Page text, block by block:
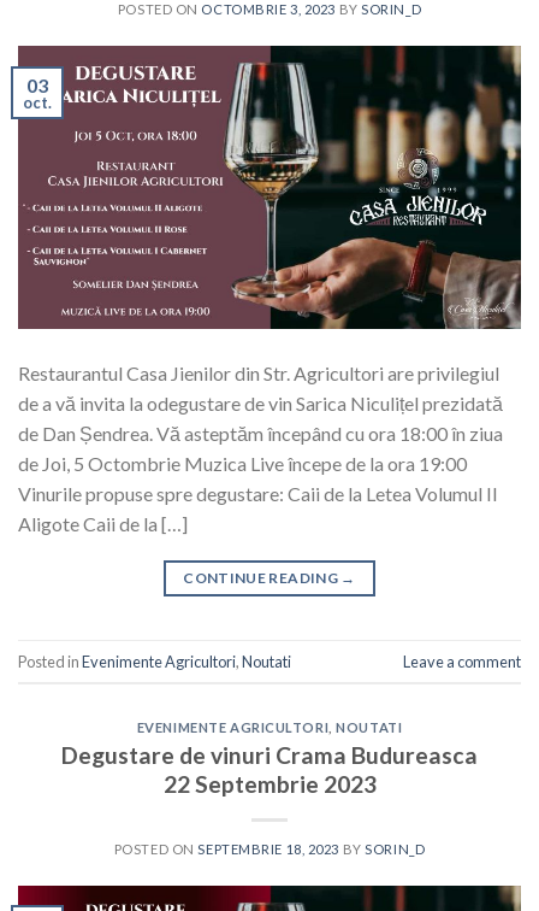
POSTED ON OCTOMBRIE 3, 2023 BYSORIN_D
03
oct.
Restaurantul Casa Jienilor din Str. Agricultori are privilegiul
de a vă invita la odegustare de vin Sarica Niculițel prezidată
de Dan Șendrea. Vă asteptăm începând cu ora 18:00 în ziua
de Joi, 5 Octombrie Muzica Live începe de la ora 19:00
Vinurile propuse spre degustare: Caii de la Letea Volumul II
Aligote Caii de la […]
CONTINUE READING →
Posted inEvenimente Agricultori,Noutati Leave a comment
EVENIMENTE AGRICULTORI ,NOUTATI
Degustare de vinuri Crama Budureasca
22 Septembrie 2023
POSTED ONSEPTEMBRIE 18, 2023 BYSORIN_D